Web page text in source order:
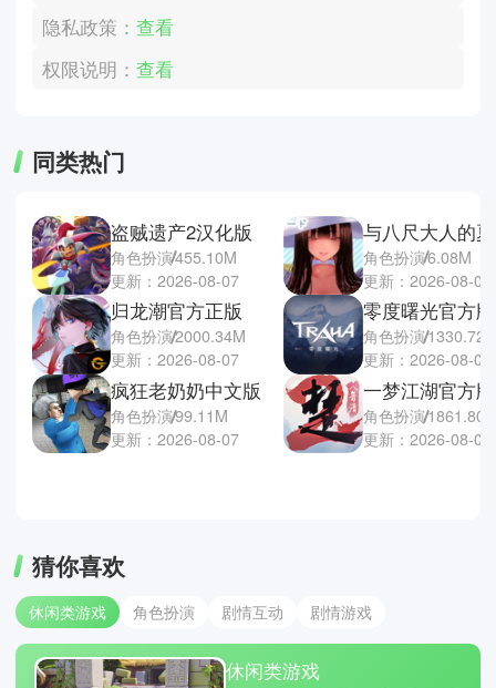
隐私政策：查看
权限说明：查看
同类热门
盗贼遗产2汉化版
角色扮演455.10M
更新：2026-08-07
归龙潮官方正版
角色扮演2000.34M
更新：2026-08-07
疯狂老奶奶中文版
角色扮演99.11M
更新：2026-08-07
角色扮演6.08M
更新：2026-08-07
零度曙光官方版
角色扮演
更新：2026-08-07
一梦江湖官方版
角色扮演
更新：2026-08-07
猜你喜欢
休闲类游戏 角色扮演 剧情互动 剧情游戏
休闲类游戏